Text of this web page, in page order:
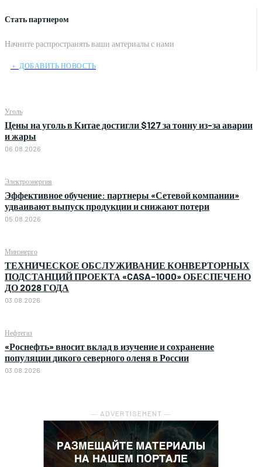
Стать партнером
Начните распространять ваши амтериалы с нами
﹢ ДОБАВИТЬ НОВОСТЬ
Уголь
Цены на уголь в Китае достигли $127 за тонну из-за аварии
и жары
06.08.2026
Электроэнергия
Эффективное обучение: партнеры «Сетевой компании»
удваивают выпуск продукции и снижают потери
05.08.2026
Минэнерго
ТЕХНИЧЕСКОЕ ОБСЛУЖИВАНИЕ КОНВЕРТОРНЫХ
ПОДСТАНЦИЙ ПРОЕКТА «CASA-1000» ОБЕСПЕЧЕНО
ДО 2028 ГОДА
03.08.2026
Нефтегаз
«Роснефть» вносит вклад в изучение и сохранение
популяции дикого северного оленя в России
03.08.2026
― ADVERTISEMENT ―